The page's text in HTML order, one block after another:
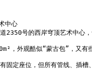
中心
号的西岸穹顶艺术中心
，外观酷似“蒙古包”，又有
定座位，但所有管线、插槽